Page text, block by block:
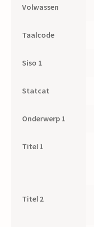
Volwassen
Taalcode
Siso 1
Statcat
Onderwerp 1
Titel 1
Titel 2